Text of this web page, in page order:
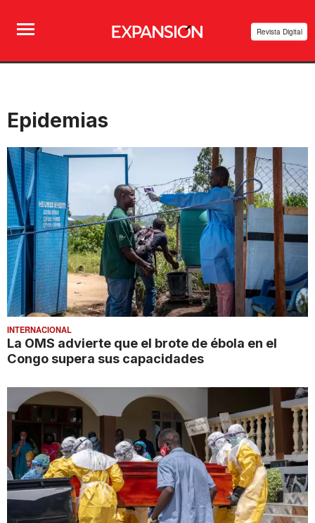
Revista Digital
Epidemias
INTERNACIONAL
La OMS advierte que el brote de ébola en el
Congo supera sus capacidades